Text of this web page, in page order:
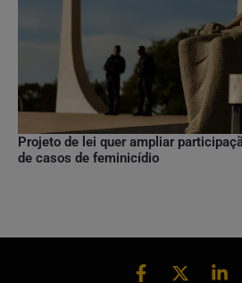
Projeto de lei quer ampliar
de casos de feminicídio